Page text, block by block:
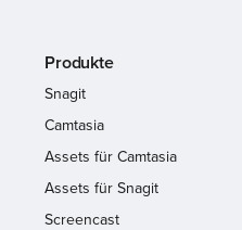
Produkte
Snagit
Camtasia
Assets für Camtasia
Assets für Snagit
Screencast